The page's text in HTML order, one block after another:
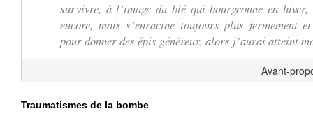
survivre, à l’image du blé qui bourgeonne en
encore, mais s’enracine toujours plus fermement
pour donner des épis généreux, alors j’aurai atteint
Avant-
Traumatismes de la bombe